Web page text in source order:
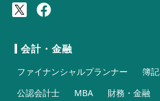
会計・金融
ファイナンシャルプランナー 簿記
公認会計士
MBA 財務・金融